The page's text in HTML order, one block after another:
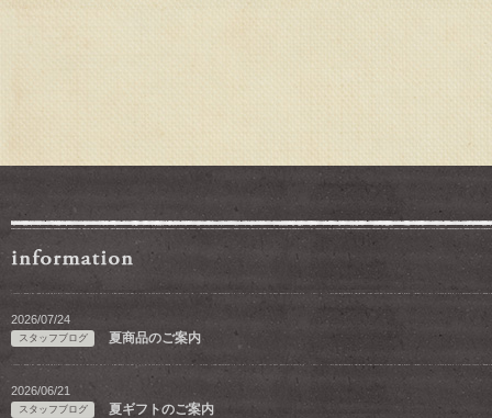
2026/07/24
スタッフブログ 夏商品のご案内
2026/06/21
スタッフブログ 夏ギフトのご案内